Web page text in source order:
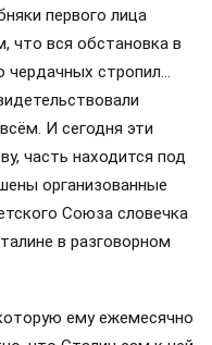
первого лица
что вся обстановка в
чердачных стропил…
И сегодня эти
часть находится под
организованные
Союза словечка
в разговорном
ему ежемесячно